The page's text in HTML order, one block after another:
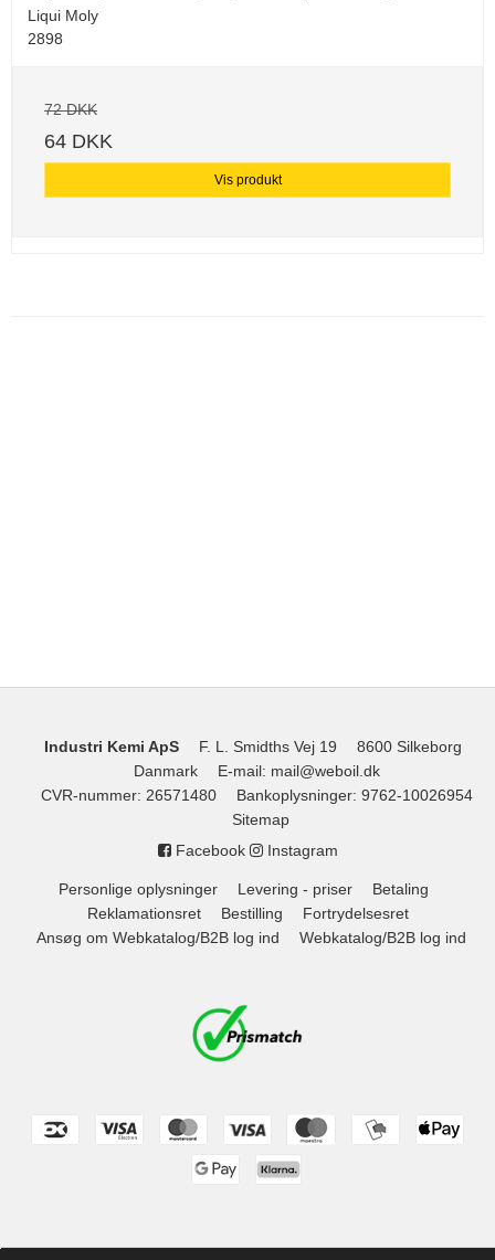
Liqui Moly
2898
72 DKK
64 DKK
Vis produkt
Industri Kemi ApS F. L. Smidths Vej 19
8600 Silkeborg
Danmark
E-mail: mail@weboil.dk
CVR-nummer: 26571480 Bankoplysninger: 9762-10026954
Sitemap
Facebook
Instagram
Personlige oplysninger Levering - priser
Betaling
Reklamationsret
Bestilling
Fortrydelsesret
Ansøg om Webkatalog/B2B log ind
Webkatalog/B2B log ind